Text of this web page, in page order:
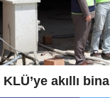
KLÜ’ye akıllı bina